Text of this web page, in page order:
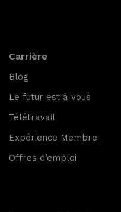
Carrière
Blog
Le futur est à vous
Télétravail
Expérience Membre
Offres d’emploi